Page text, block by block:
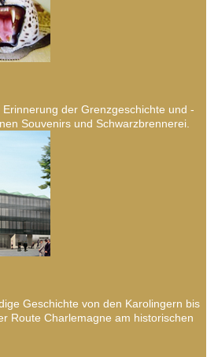
der Grenzgeschichte und -
Souvenirs und Schwarzbrennerei.
Geschichte von den Karolingern bis
Route Charlemagne am historischen